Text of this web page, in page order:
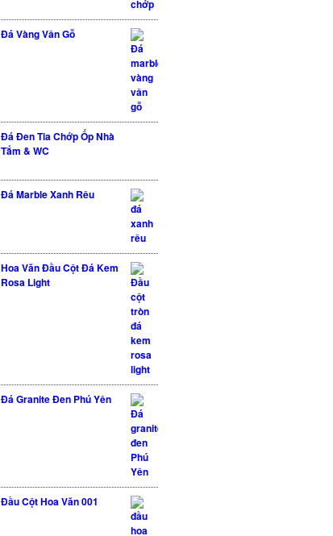
Đá Vàng Vân Gỗ
Đá Đen Tia Chớp Ốp Nhà
Tắm & WC
Được xếp hạng
Đá Marble Xanh Rêu
Hoa Văn Đầu Cột Đá Kem
Rosa Light
Đá Granite Đen Phú Yên
Đầu Cột Hoa Văn 001